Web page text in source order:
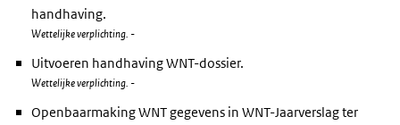
handhaving.
Wettelijke verplichting. -
Uitvoeren handhaving WNT-dossier.
Wettelijke verplichting. -
Openbaarmaking WNT gegevens in WNT-Jaarverslag ter